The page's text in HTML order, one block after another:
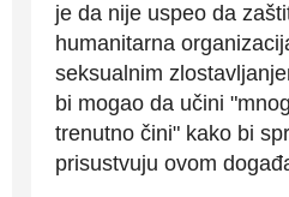
je da nije uspeo da
humanitarna
seksualnim
bi mogao da učini
trenutno čini" kako bi
prisustvuju ovom